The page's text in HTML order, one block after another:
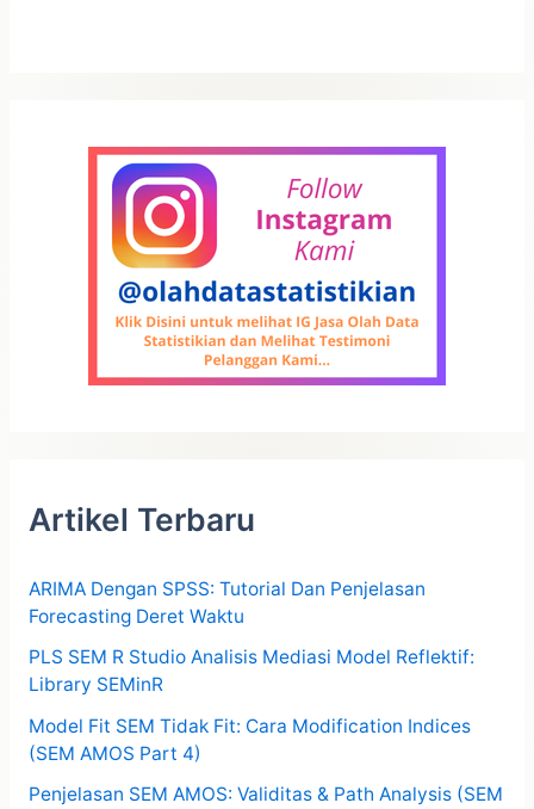
Artikel Terbaru
ARIMA Dengan SPSS: Tutorial Dan Penjelasan
Forecasting Deret Waktu
PLS SEM R Studio Analisis Mediasi Model Reflektif:
Library SEMinR
Model Fit SEM Tidak Fit: Cara Modification Indices
(SEM AMOS Part 4)
Penjelasan SEM AMOS: Validitas & Path Analysis (SEM